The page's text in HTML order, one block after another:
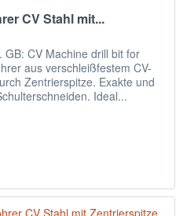
CV Stahl mit...
CV Machine drill bit for
aus verschleißfestem CV-
Zentrierspitze. Exakte und
Ideal...